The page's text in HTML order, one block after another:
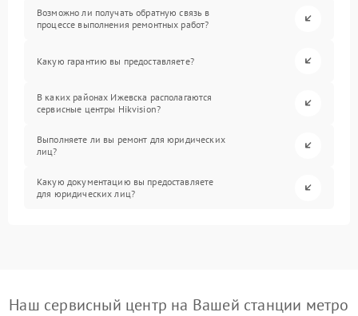
Возможно ли получать обратную связь в
процессе выполнения ремонтных работ?
Какую гарантию вы предоставляете?
В каких районах Ижевска располагаются
сервисные центры Hikvision?
Выполняете ли вы ремонт для юридических
лиц?
Какую документацию вы предоставляете
для юридических лиц?
Наш сервисный центр на Вашей станции метро